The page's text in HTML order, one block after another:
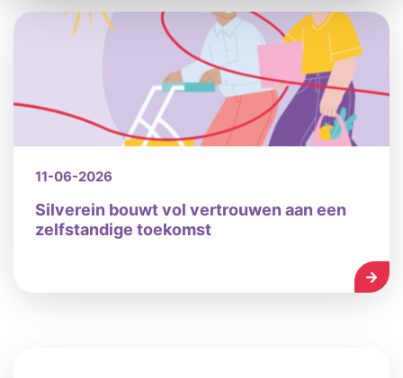
11-06-2026
Silverein bouwt vol vertrouwen aan een
zelfstandige toekomst